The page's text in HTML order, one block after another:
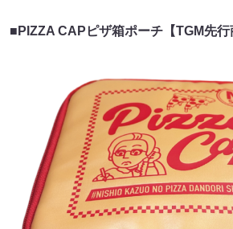
■PIZZA CAPピザ箱ポーチ【TGM先行